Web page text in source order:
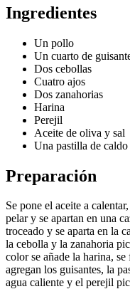
Ingredientes
Un pollo
Un cuarto de
Dos cebollas
Cuatro ajos
Dos zanahorias
Harina
Perejil
Aceite de oliva y sal
Una pastilla de caldo
Preparación
Se pone el aceite a
pelar y se apartan en una
troceado y se aparta en la
la cebolla y la zanahoria
color se añade la harina,
agregan los guisantes, la
agua caliente y el perejil